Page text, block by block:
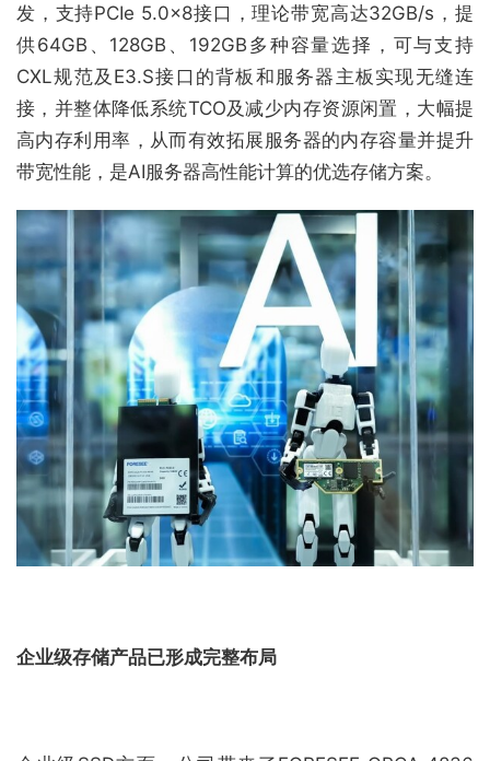
发，支持PCIe 5.0×8接口，理论带宽高达32GB/s，提
供64GB、128GB、192GB多种容量选择，可与支持
CXL规范及E3.S接口的背板和服务器主板实现无缝连
接，并整体降低系统TCO及减少内存资源闲置，大幅提
高内存利用率，从而有效拓展服务器的内存容量并提升
带宽性能，是AI服务器高性能计算的优选存储方案。
企业级存储产品已形成完整布局